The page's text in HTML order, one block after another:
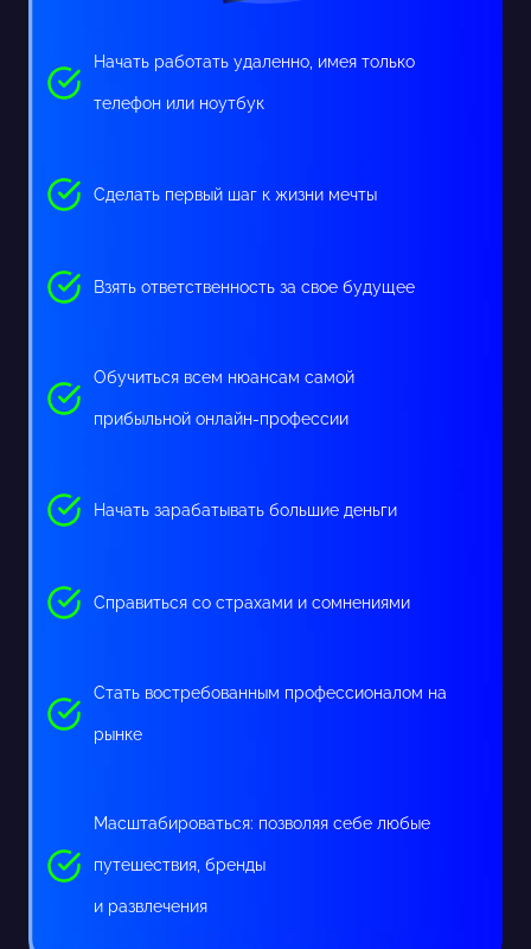
Начать работать удаленно, имея только
телефон или ноутбук
Сделать первый шаг к жизни мечты
Взять ответственность за свое будущее
Обучиться всем нюансам самой
прибыльной онлайн-профессии
Начать зарабатывать большие деньги
Справиться со страхами и сомнениями
Стать востребованным профессионалом на
рынке
Масштабироваться: позволяя себе любые
путешествия, бренды
и развлечения